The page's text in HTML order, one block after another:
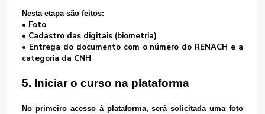
Nesta etapa são feitos:
• Foto
• Cadastro das digitais (biometria)
• Entrega do documento com o número do RENACH e a
categoria da CNH
5. Iniciar o curso na plataforma
No primeiro acesso à plataforma, será solicitada uma foto